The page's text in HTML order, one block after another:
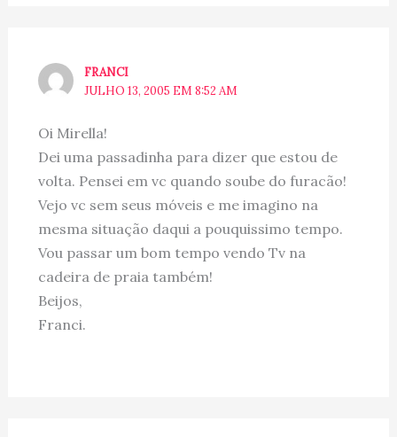
FRANCI
JULHO 13, 2005 EM 8:52 AM
Oi Mirella!
Dei uma passadinha para dizer que estou de
volta. Pensei em vc quando soube do furacão!
Vejo vc sem seus móveis e me imagino na
mesma situação daqui a pouquissimo tempo.
Vou passar um bom tempo vendo Tv na
cadeira de praia também!
Beijos,
Franci.